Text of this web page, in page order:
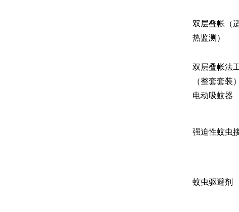
双层叠帐（
热监测）
双层叠帐法
（整套套装）
电动吸蚊器
强迫性蚊虫
蚊虫驱避剂